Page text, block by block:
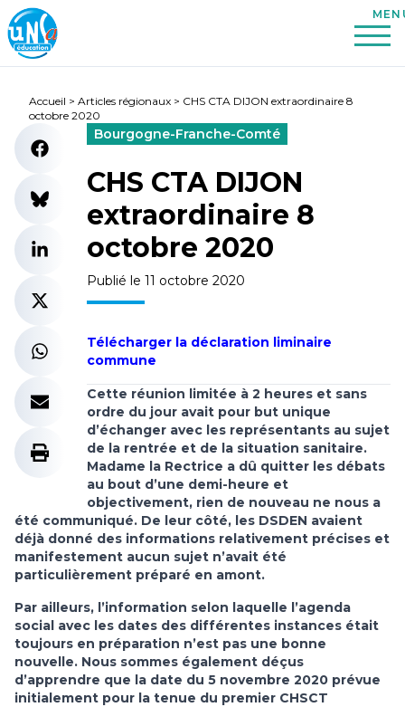
Accueil > Articles régionaux > CHS CTA DIJON extraordinaire 8
octobre 2020
Bourgogne-Franche-Comté
CHS CTA DIJON
extraordinaire 8
octobre 2020
Publié le 11 octobre 2020
Télécharger la déclaration liminaire
commune
Cette réunion limitée à 2 heures et sans
ordre du jour avait pour but unique
d’échanger avec les représentants au sujet
de la rentrée et de la situation sanitaire.
Madame la Rectrice a dû quitter les débats
au bout d’une demi-heure et
objectivement, rien de nouveau ne nous a
été communiqué. De leur côté, les DSDEN avaient
déjà donné des informations relativement précises et
manifestement aucun sujet n’avait été
particulièrement préparé en amont.
Par ailleurs, l’information selon laquelle l’agenda
social avec les dates des différentes instances était
toujours en préparation n’est pas une bonne
nouvelle. Nous sommes également déçus
d’apprendre que la date du 5 novembre 2020 prévue
initialement pour la tenue du premier CHSCT